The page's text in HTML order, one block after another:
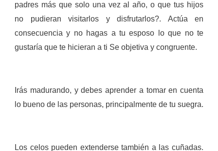
padres más que solo una vez al año, o que tus hijos
no pudieran visitarlos y disfrutarlos?. Actúa en
consecuencia y no hagas a tu esposo lo que no te
gustaría que te hicieran a ti Se objetiva y congruente.
Irás madurando, y debes aprender a tomar en cuenta
lo bueno de las personas, principalmente de tu suegra.
Los celos pueden extenderse también a las cuñadas.